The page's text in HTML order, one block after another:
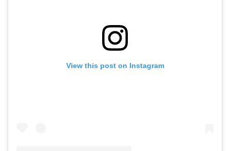
View this post on Instagram